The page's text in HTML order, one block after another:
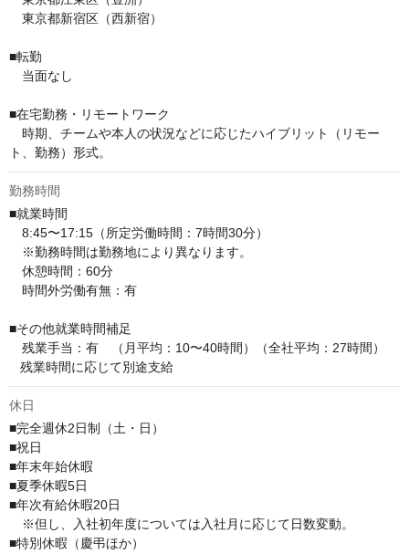
東京都新宿区（西新宿）
■転勤
当面なし
■在宅勤務・リモートワーク
時期、チームや本人の状況などに応じたハイブリット（リモー
ト、勤務）形式。
勤務時間
■就業時間
8:45〜17:15（所定労働時間：7時間30分）
※勤務時間は勤務地により異なります。
休憩時間：60分
時間外労働有無：有
■その他就業時間補足
残業手当：有　（月平均：10〜40時間）（全社平均：27時間）
   残業時間に応じて別途支給
休日
■完全週休2日制（土・日）
■祝日
■年末年始休暇
■夏季休暇5日
■年次有給休暇20日
※但し、入社初年度については入社月に応じて日数変動。
■特別休暇（慶弔ほか）